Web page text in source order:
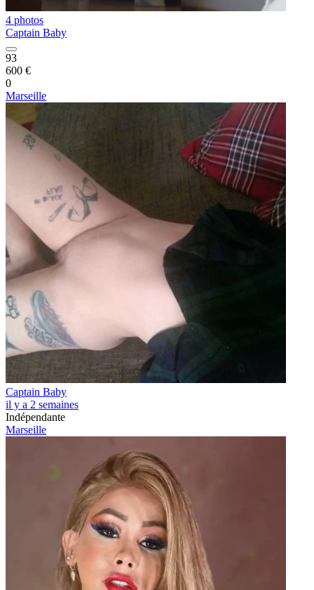
4 photos
Captain Baby
93
600 €
0
Marseille
Captain Baby
il y a 2 semaines
Indépendante
Marseille